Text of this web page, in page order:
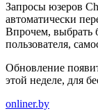
Запросы юзеров
автоматически
Впрочем, выбрать
пользователя,
Обновление
этой неделе, для
onliner.by